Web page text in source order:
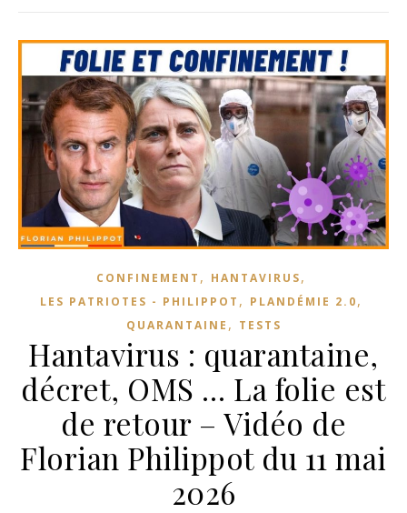
CONFINEMENT , HANTAVIRUS,
LES PATRIOTES - PHILIPPOT , PLANDÉMIE 2.0,
QUARANTAINE , TESTS
Hantavirus : quarantaine,
décret, OMS … La folie est
de retour – Vidéo de
Florian Philippot du 11 mai
2026